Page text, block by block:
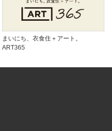
まいにち、衣食住＋アート。
ART365